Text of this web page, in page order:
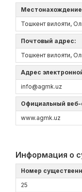
Тошкент вилояти,
Почтовый адрес:
Тошкент вилояти,
Адрес
info@agmk.uz
Официальный
www.agmk.uz
Информация о
Номер
25